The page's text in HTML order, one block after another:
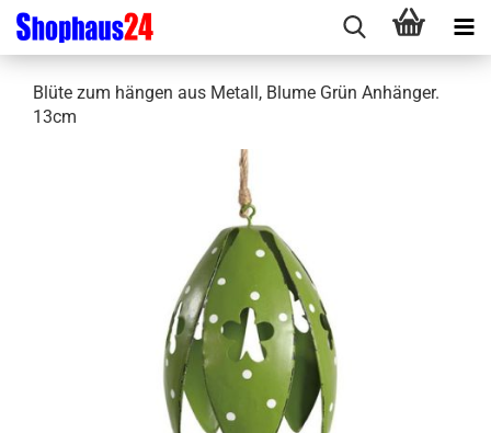
Blüte zum hängen aus Metall, Blume Grün Anhänger.
13cm